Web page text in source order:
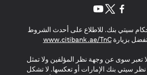
سيتي بنك. للاطلاع على أحدث الشروط
تفضل بزيارةwww.citibank.ae/TnC
in a new tab
لا تعبر سوى عن وجهة نظر المؤلفين ولا تمثل
سيتي بنك الإمارات أو تعكسها. لا تشكل